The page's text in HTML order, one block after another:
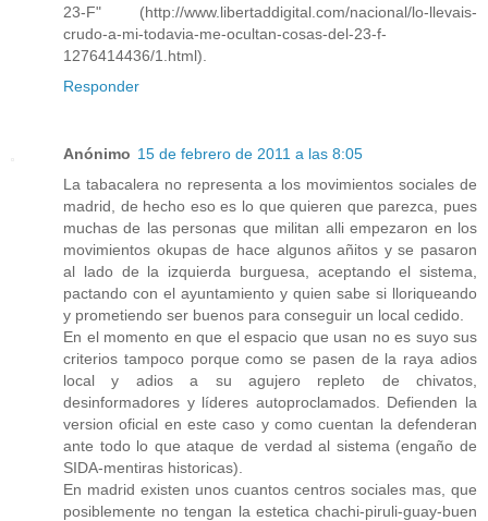
23-F" (http://www.libertaddigital.com/nacional/lo-llevais-
crudo-a-mi-todavia-me-ocultan-cosas-del-23-f-
1276414436/1.html).
Responder
Anónimo 15 de febrero de 2011 a las 8:05
La tabacalera no representa a los movimientos sociales de
madrid, de hecho eso es lo que quieren que parezca, pues
muchas de las personas que militan alli empezaron en los
movimientos okupas de hace algunos añitos y se pasaron
al lado de la izquierda burguesa, aceptando el sistema,
pactando con el ayuntamiento y quien sabe si lloriqueando
y prometiendo ser buenos para conseguir un local cedido.
En el momento en que el espacio que usan no es suyo sus
criterios tampoco porque como se pasen de la raya adios
local y adios a su agujero repleto de chivatos,
desinformadores y líderes autoproclamados. Defienden la
version oficial en este caso y como cuentan la defenderan
ante todo lo que ataque de verdad al sistema (engaño de
SIDA-mentiras historicas).
En madrid existen unos cuantos centros sociales mas, que
posiblemente no tengan la estetica chachi-piruli-guay-buen